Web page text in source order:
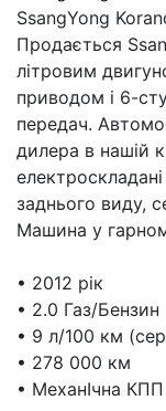
SsangYong
Продається
літровим
приводом і 6-
передач.
дилера в нашій
заднього виду,
Машина у
• 2012 рік
• 2.0 Газ/Бензин
• 9 л/100 км
• 278 000 км
• МеханIчна КПП